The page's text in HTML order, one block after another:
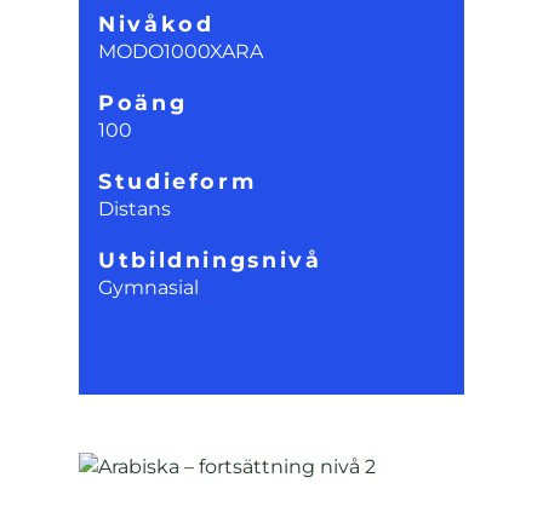
Nivåkod
MODO1000XARA
Poäng
100
Studieform
Distans
Utbildningsnivå
Gymnasial